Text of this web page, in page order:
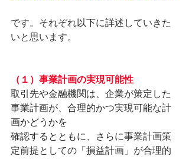
です。それぞれ以下に詳述していきた
いと思います。
（１）事業計画の実現可能性
取引先や金融機関は、企業が策定した
事業計画が、合理的かつ実現可能な計
画かどうかを
確認するとともに、さらに事業計画策
定前提としての「損益計画」が合理的